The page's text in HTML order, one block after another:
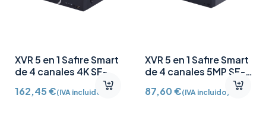
XVR 5 en 1 Safire Smart
de 4 canales 4K SF-
XVR8104A-HU-SMD
162,45€(IVA incluido)
XVR 5 en 1 Safire Smart
de 4 canales 5MP SF-
XVR6104-HQ-SMD
87,60€(IVA incluido)